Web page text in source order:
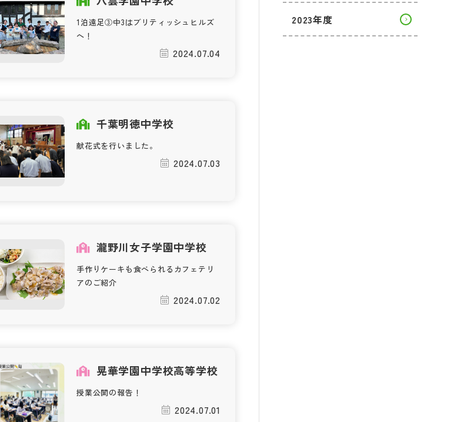
1泊遠足③中3はブリティッシュヒルズ
へ！
2024.07.04
千葉明徳中学校
献花式を行いました。
2024.07.03
瀧野川女子学園中学校
手作りケーキも食べられるカフェテリ
アのご紹介
2024.07.02
晃華学園中学校高等学校
授業公開の報告！
2024.07.01
2023年度